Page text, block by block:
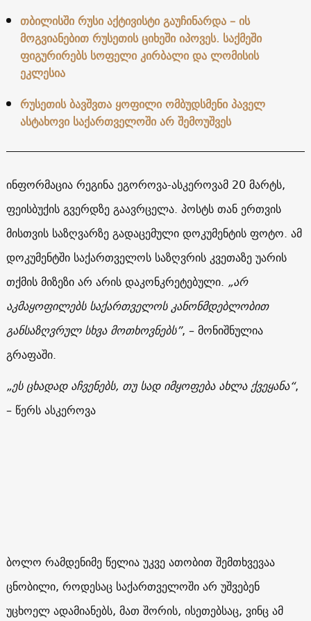
თბილისში რუსი აქტივისტი გაუჩინარდა – ის
მოგვიანებით რუსეთის ციხეში იპოვეს. საქმეში
ფიგურირებს სოფელი კირბალი და ლომისის
ეკლესია
რუსეთის ბავშვთა ყოფილი ომბუდსმენი პაველ
ასტახოვი საქართველოში არ შემოუშვეს
ინფორმაცია რეგინა ეგოროვა-ასკეროვამ 20 მარტს,
ფეისბუქის გვერდზე გაავრცელა. პოსტს თან ერთვის
მისთვის საზღვარზე გადაცემული დოკუმენტის ფოტო. ამ
დოკუმენტში საქართველოს საზღვრის კვეთაზე უარის
თქმის მიზეზი არ არის დაკონკრეტებული. „არ
აკმაყოფილებს საქართველოს კანონმდებლობით
განსაზღვრულ სხვა მოთხოვნებს”, – მონიშნულია
გრაფაში.
„ეს ცხადად აჩვენებს, თუ სად იმყოფება ახლა ქვეყანა“,
– წერს ასკეროვა
ბოლო რამდენიმე წელია უკვე ათობით შემთხვევაა
ცნობილი, როდესაც საქართველოში არ უშვებენ
უცხოელ ადამიანებს, მათ შორის, ისეთებსაც, ვინც ამ